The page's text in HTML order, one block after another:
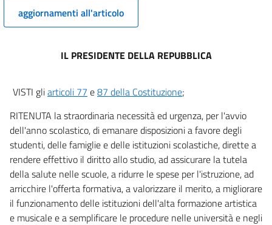
14
15
18
CAPO III
Altre disposizioni
20
21
22
23
aggiornamenti all'articolo
IL PRESIDENTE DELLA REPUBBLICA
VISTI gliarticoli 77 e87 della Costituzione;
RITENUTA la straordinaria necessità ed urgenza, per l'avvio
dell'anno scolastico, di emanare disposizioni a favore degli
studenti, delle famiglie e delle istituzioni scolastiche, dirette a
rendere effettivo il diritto allo studio, ad assicurare la tutela
della salute nelle scuole, a ridurre le spese per l'istruzione, ad
arricchire l'offerta formativa, a valorizzare il merito, a migliorare
il funzionamento delle istituzioni dell'alta formazione artistica
e musicale e a semplificare le procedure nelle università e negli